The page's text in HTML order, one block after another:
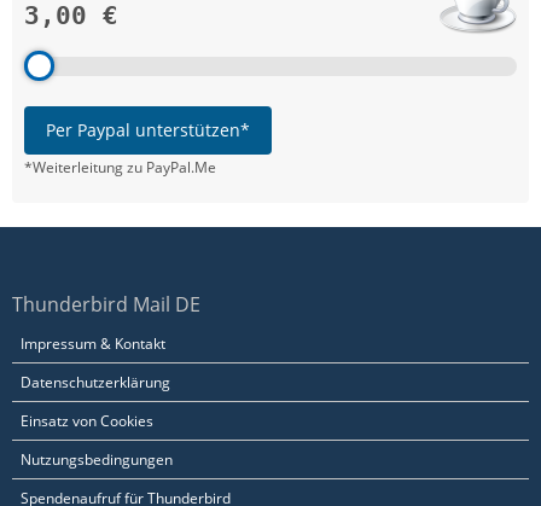
3,00 €
Per Paypal unterstützen*
*Weiterleitung zu PayPal.Me
Thunderbird Mail DE
Impressum & Kontakt
Datenschutzerklärung
Einsatz von Cookies
Nutzungsbedingungen
Spendenaufruf für Thunderbird